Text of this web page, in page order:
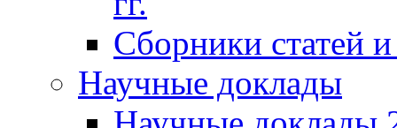
Сборники статей
Научные доклады